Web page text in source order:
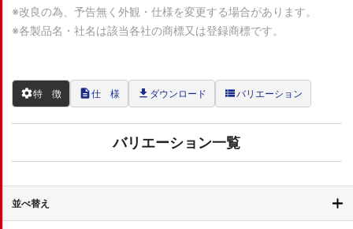
※改良の為、予告無く外観・仕様を変更する場合があります。
※各製品名・社名は該当各社の商標又は登録商標です。
settings特 徴 description仕 様 file_download ダウンロード view_listバリエーション
バリエーション一覧
並べ替え